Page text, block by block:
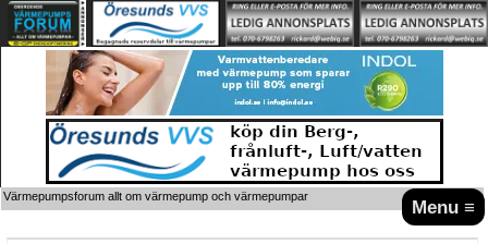
Menu ≡
Värmepumpsforum allt om värmepump och värmepumpar